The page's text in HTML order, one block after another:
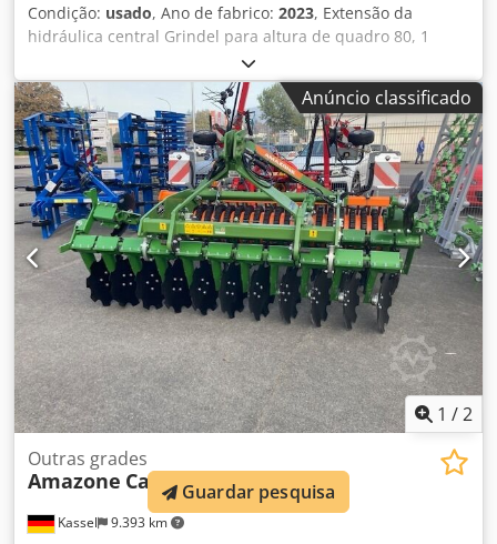
Condição: usado, Ano de fabrico: 2023, Extensão da
hidráulica central Grindel para altura de quadro 80, 1
corpo de arado STW / 35, 1 par de lâminas de aiveca 430, 1
par de bicos de aiveca HD, 1 par de chapas de inserção
para STW / 35, 1 par de suportes de disco-ceifador para
disco-ceifador Variopf D 500 dentado e/ou com suspensão
por mola, 1 Dodpfer Ucigsx Apieck
Anúncio classificado
1 /2
Kassel 9.393 km
Outras grades
Amazone Catros+ 3003Guardar pesquisa